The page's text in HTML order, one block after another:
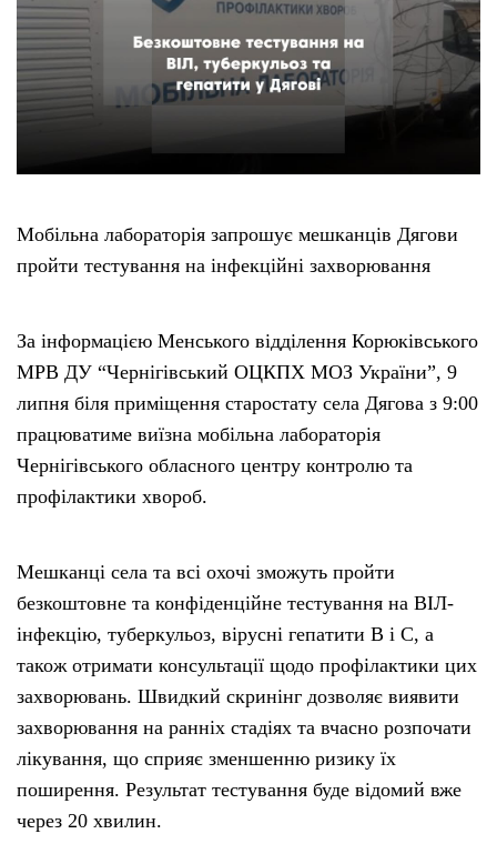
Мобільна лабораторія запрошує мешканців Дягови
пройти тестування на інфекційні захворювання
За інформацією Менського відділення Корюківського
МРВ ДУ “Чернігівський ОЦКПХ МОЗ України”, 9
липня біля приміщення старостату села Дягова з 9:00
працюватиме виїзна мобільна лабораторія
Чернігівського обласного центру контролю та
профілактики хвороб.
Мешканці села та всі охочі зможуть пройти
безкоштовне та конфіденційне тестування на ВІЛ-
інфекцію, туберкульоз, вірусні гепатити В і С, а
також отримати консультації щодо профілактики цих
захворювань. Швидкий скринінг дозволяє виявити
захворювання на ранніх стадіях та вчасно розпочати
лікування, що сприяє зменшенню ризику їх
поширення. Результат тестування буде відомий вже
через 20 хвилин.